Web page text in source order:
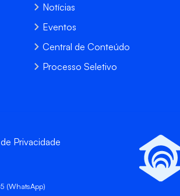
Notícias
Eventos
Central de Conteúdo
Processo Seletivo
Privacidade
(WhatsApp)